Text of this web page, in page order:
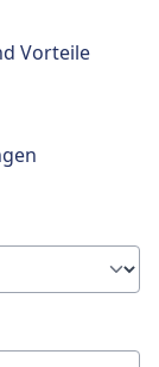
Vorteile